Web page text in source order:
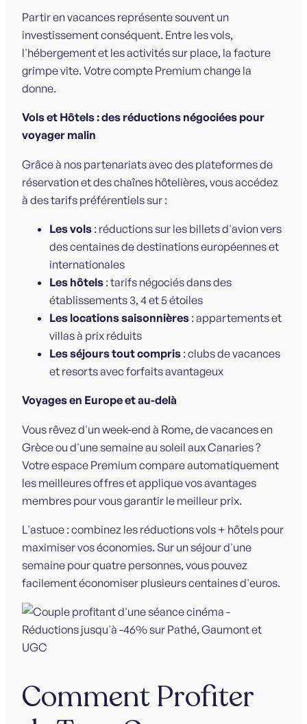
Partir en vacances représente souvent un
investissement conséquent. Entre les vols,
l'hébergement et les activités sur place, la facture
grimpe vite. Votre compte Premium change la
donne.
Vols et Hôtels : des réductions négociées pour
voyager malin
Grâce à nos partenariats avec des plateformes de
réservation et des chaînes hôtelières, vous accédez
à des tarifs préférentiels sur :
Les vols : réductions sur les billets d'avion vers
des centaines de destinations européennes et
internationales
Les hôtels : tarifs négociés dans des
établissements 3, 4 et 5 étoiles
Les locations saisonnières : appartements et
villas à prix réduits
Les séjours tout compris : clubs de vacances
et resorts avec forfaits avantageux
Voyages en Europe et au-delà
Vous rêvez d'un week-end à Rome, de vacances en
Grèce ou d'une semaine au soleil aux Canaries ?
Votre espace Premium compare automatiquement
les meilleures offres et applique vos avantages
membres pour vous garantir le meilleur prix.
L'astuce : combinez les réductions vols + hôtels pour
maximiser vos économies. Sur un séjour d'une
semaine pour quatre personnes, vous pouvez
facilement économiser plusieurs centaines d'euros.
Comment Profiter